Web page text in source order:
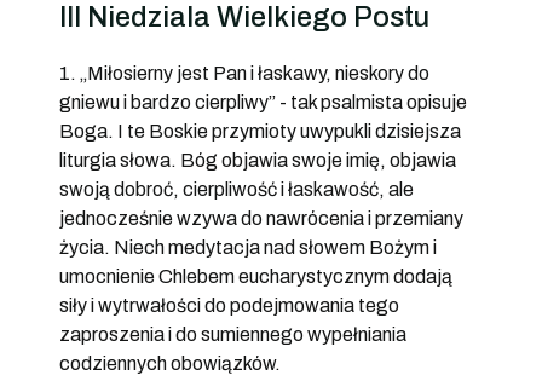
III Niedziala Wielkiego Postu
1. „Miłosierny jest Pan i łaskawy, nieskory do
gniewu i bardzo cierpliwy” - tak psalmista opisuje
Boga. I te Boskie przymioty uwypukli dzisiejsza
liturgia słowa. Bóg objawia swoje imię, objawia
swoją dobroć, cierpliwość i łaskawość, ale
jednocześnie wzywa do nawrócenia i przemiany
życia. Niech medytacja nad słowem Bożym i
umocnienie Chlebem eucharystycznym dodają
siły i wytrwałości do podejmowania tego
zaproszenia i do sumiennego wypełniania
codziennych obowiązków.